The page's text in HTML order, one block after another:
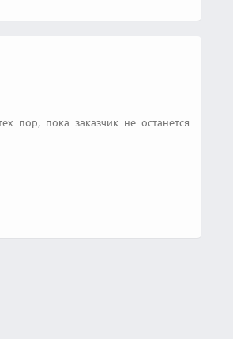
пор, пока заказчик не останется